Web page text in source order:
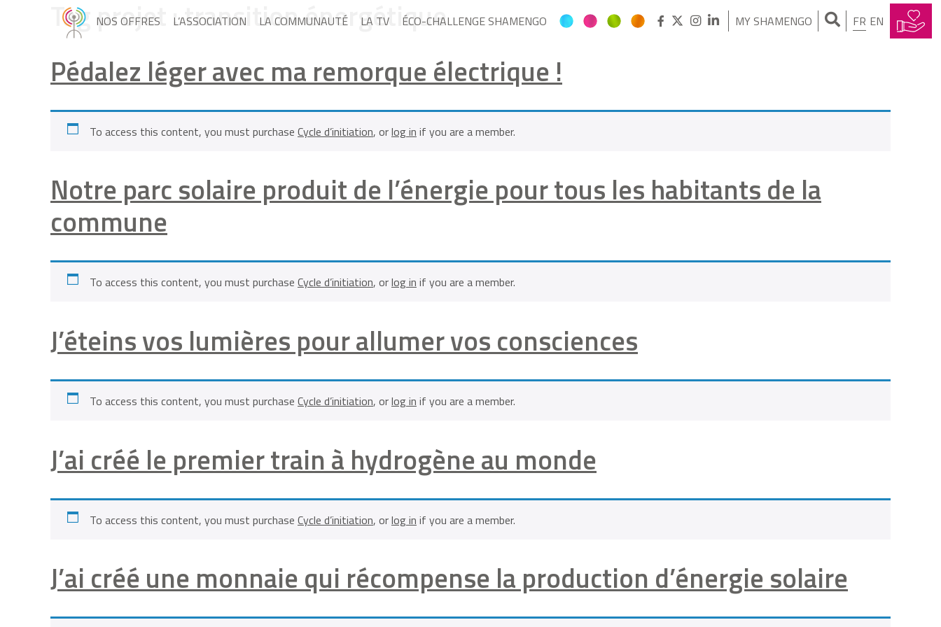
NOS OFFRES L’ASSOCIATION LA COMMUNAUTÉ LA TV ÉCO-CHALLENGE SHAMENGO MY SHAMENGO FR EN
Tag projet :transition énergétique
Pédalez léger avec ma remorque électrique !
To access this content, you must purchase Cycle d’initiation, orlog in if you are a member.
Notre parc solaire produit de l’énergie pour tous les habitants de la
commune
To access this content, you must purchase Cycle d’initiation, orlog in if you are a member.
J’éteins vos lumières pour allumer vos consciences
To access this content, you must purchase Cycle d’initiation, orlog in if you are a member.
J’ai créé le premier train à hydrogène au monde
To access this content, you must purchase Cycle d’initiation, orlog in if you are a member.
J’ai créé une monnaie qui récompense la production d’énergie solaire